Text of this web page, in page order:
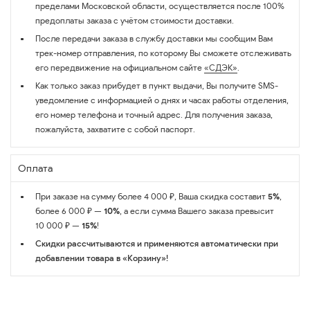
пределами Московской области, осуществляется после 100%
предоплаты заказа с учётом стоимости доставки.
После передачи заказа в службу доставки мы сообщим Вам
трек-номер отправления, по которому Вы сможете отслеживать
его передвижение на официальном сайте «СДЭК».
Как только заказ прибудет в пункт выдачи, Вы получите SMS-
уведомление с информацией о днях и часах работы отделения,
его номер телефона и точный адрес. Для получения заказа,
пожалуйста, захватите с собой паспорт.
Оплата
При заказе на сумму более 4 000 ₽, Ваша скидка составит 5%,
более 6 000 ₽ — 10%, а если сумма Вашего заказа превысит
10 000 ₽ — 15%!
Скидки рассчитываются и применяются автоматически при
добавлении товара в «Корзину»!